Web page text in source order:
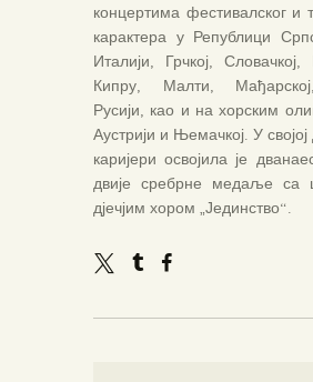
концертима фестивалског и
карактера у Републици
Италији, Грчкој, Словачкој,
Кипру, Малти,
Русији, као и на хорским
Аустрији и Њемачкој. У својој
каријери освојила је
двије сребрне медаље са
дјечјим хором „Јединство“.